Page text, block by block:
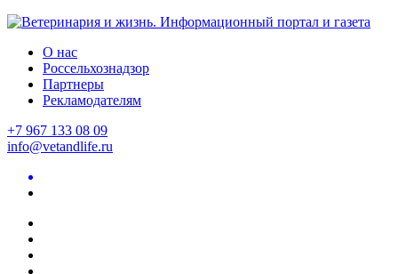
О нас
Россельхознадзор
Партнеры
Рекламодателям
+7 967 133 08 09
info@vetandlife.ru